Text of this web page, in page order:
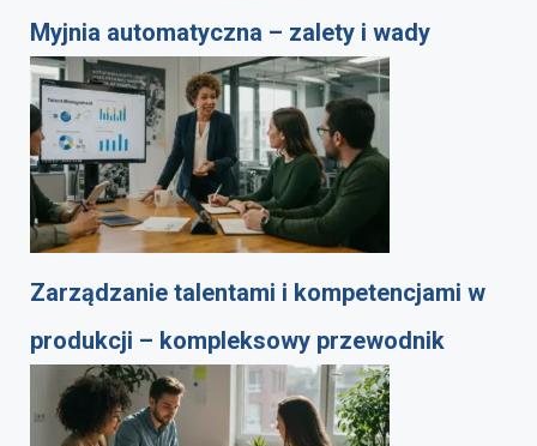
Myjnia automatyczna – zalety i wady
Zarządzanie talentami i kompetencjami w
produkcji – kompleksowy przewodnik